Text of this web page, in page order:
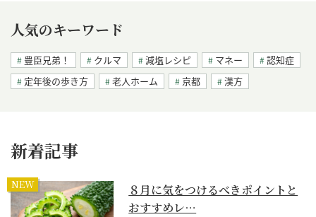
人気のキーワード
豊臣兄弟！ クルマ 減塩レシピ マネー
認知症
定年後の歩き方
老人ホーム 京都 漢方
新着記事
NEW
８月に気をつけるべきポイントと
おすすめレ…